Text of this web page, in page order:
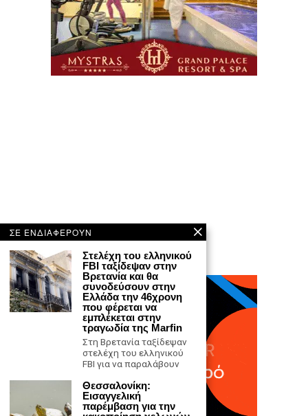
ΣΕ ΕΝΔΙΑΦΕΡΟΥΝ
Στελέχη του ελληνικού
FBI ταξίδεψαν στην
Βρετανία και θα
συνοδεύσουν στην
Ελλάδα την 46χρονη
που φέρεται να
εμπλέκεται στην
τραγωδία της Marfin
Στη Βρετανία ταξίδεψαν
στελέχη του ελληνικού
FBI για να παραλάβουν
Θεσσαλονίκη:
Εισαγγελική
παρέμβαση για την